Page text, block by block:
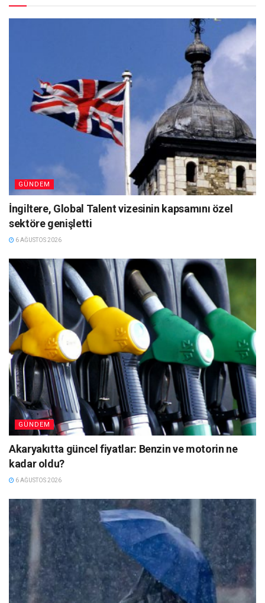
GÜNDEM
İngiltere, Global Talent vizesinin kapsamını özel
sektöre genişletti
6 AĞUSTOS 2026
GÜNDEM
Akaryakıtta güncel fiyatlar: Benzin ve motorin ne
kadar oldu?
6 AĞUSTOS 2026